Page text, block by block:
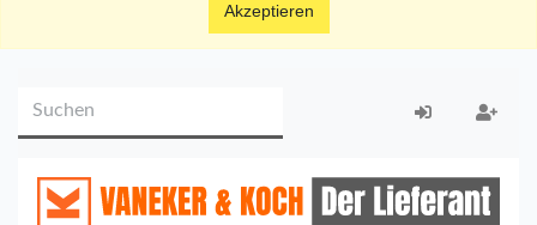
Akzeptieren